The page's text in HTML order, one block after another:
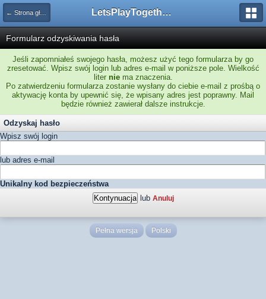
← Strona główna LetsPlayTogether.PL
Formularz odzyskiwania hasła
Jeśli zapomniałeś swojego hasła, możesz użyć tego formularza by go
zresetować. Wpisz swój login lub adres e-mail w poniższe pole. Wielkość
liter niema znaczenia.
Po zatwierdzeniu formularza zostanie wysłany do ciebie e-mail z prośbą o
aktywację konta by upewnić się, że wpisany adres jest poprawny. Mail
będzie również zawierał dalsze instrukcje.
Odzyskaj hasło
Wpisz swój login
lub adres e-mail
Unikalny kod bezpieczeństwa
lub Anuluj
Pełna wersja Polski